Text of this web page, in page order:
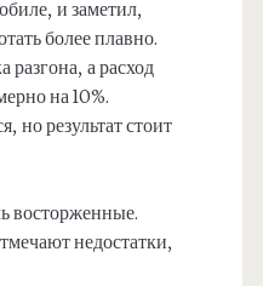
и заметил,
более плавно.
а расход
на 10%.
но результат стоит
восторженные.
недостатки,